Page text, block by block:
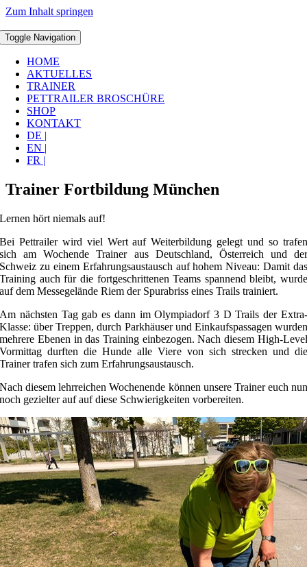
Zum Inhalt springen
Toggle Navigation
HOME
AKTUELLES
TRAINER
PETTRAILER BROSCHÜRE
SHOP
KONTAKT
DE |
EN |
FR |
Trainer Fortbildung München
Lernen hört niemals auf!
Bei Pettrailer wird viel Wert auf Weiterbildung gelegt und so trafen
sich am Wochende Trainer aus Deutschland, Österreich und der
Schweiz zu einem Erfahrungsaustausch auf hohem Niveau: Damit das
Training auch für die fortgeschrittenen Teams spannend bleibt, wurde
auf dem Messegelände Riem der Spurabriss eines Trails trainiert.
Am nächsten Tag gab es dann im Olympiadorf 3 D Trails der Extra-
Klasse: über Treppen, durch Parkhäuser und Einkaufspassagen wurden
mehrere Ebenen in das Training einbezogen. Nach diesem High-Level
Vormittag durften die Hunde alle Viere von sich strecken und die
Trainer trafen sich zum Erfahrungsaustausch.
Nach diesem lehrreichen Wochenende können unsere Trainer euch nun
noch gezielter auf auf diese Schwierigkeiten vorbereiten.